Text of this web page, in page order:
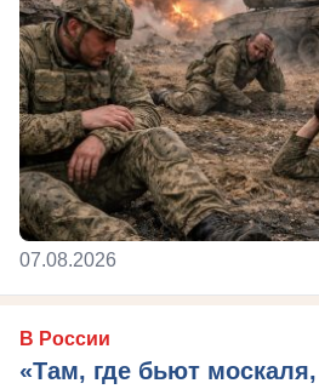
07.08.2026
В России
«Там, где бьют